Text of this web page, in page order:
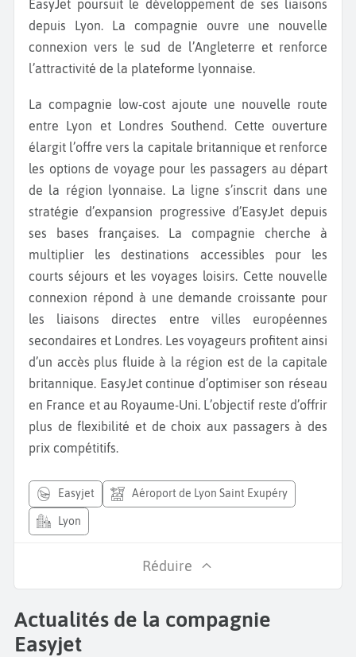
EasyJet poursuit le développement de ses liaisons
depuis Lyon. La compagnie ouvre une nouvelle
connexion vers le sud de l’Angleterre et renforce
l’attractivité de la plateforme lyonnaise.
La compagnie low-cost ajoute une nouvelle route
entre Lyon et Londres Southend. Cette ouverture
élargit l’offre vers la capitale britannique et renforce
les options de voyage pour les passagers au départ
de la région lyonnaise. La ligne s’inscrit dans une
stratégie d’expansion progressive d’EasyJet depuis
ses bases françaises. La compagnie cherche à
multiplier les destinations accessibles pour les
courts séjours et les voyages loisirs. Cette nouvelle
connexion répond à une demande croissante pour
les liaisons directes entre villes européennes
secondaires et Londres. Les voyageurs profitent ainsi
d’un accès plus fluide à la région est de la capitale
britannique. EasyJet continue d’optimiser son réseau
en France et au Royaume-Uni. L’objectif reste d’offrir
plus de flexibilité et de choix aux passagers à des
prix compétitifs.
easyjet Aéroport de Lyon Saint Exupéry
Lyon
Réduire
Actualités de la compagnie
Easyjet